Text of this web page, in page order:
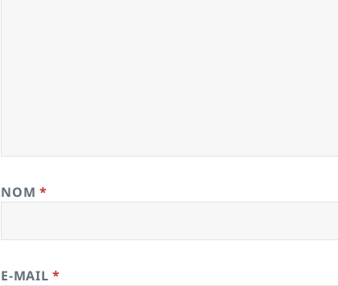
NOM *
E-MAIL *